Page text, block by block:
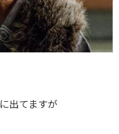
に出てますが